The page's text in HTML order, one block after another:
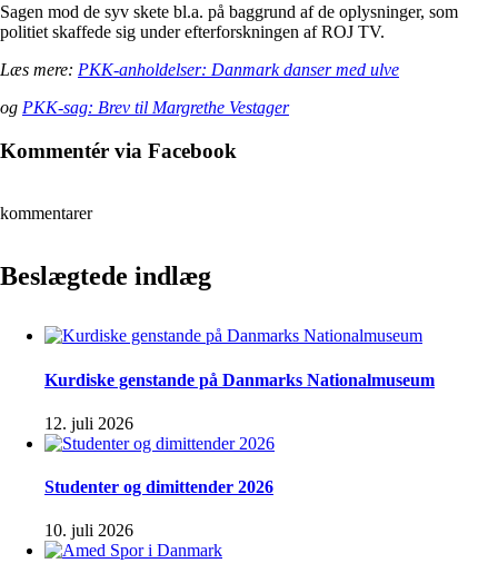
Sagen mod de syv skete bl.a. på baggrund af de oplysninger, som
politiet skaffede sig under efterforskningen af ROJ TV.
Læs mere: PKK-anholdelser: Danmark danser med ulve
og PKK-sag: Brev til Margrethe Vestager
Kommentér via Facebook
kommentarer
Beslægtede indlæg
Kurdiske genstande på Danmarks Nationalmuseum
12. juli 2026
Studenter og dimittender 2026
10. juli 2026